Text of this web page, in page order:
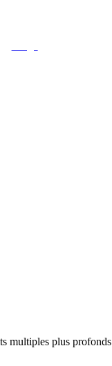
multiples plus profonds